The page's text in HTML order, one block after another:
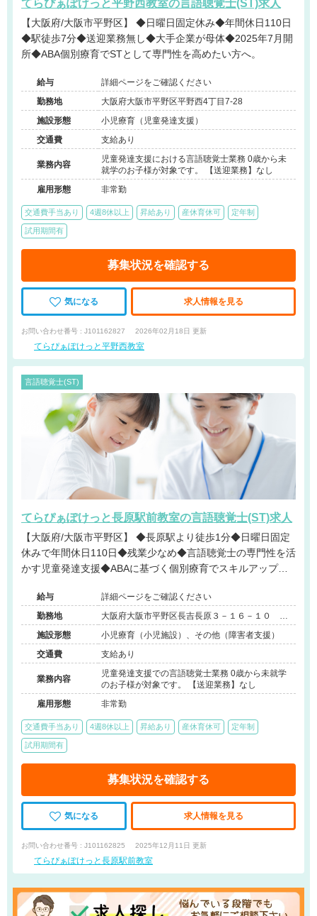
てらぴぁぽけっと平野西教室の言語聴覚士(ST)求人
【大阪府/大阪市平野区】 ◆日曜日固定休み◆年間休日110日
◆駅徒歩7分◆送迎業務無し◆大手企業が母体◆2025年7月開
所◆ABA個別療育でSTとして専門性を高めたい方へ。
給与
詳細ページをご確認ください
勤務地
大阪府大阪市平野区平野西4丁目7-28
施設形態
小児療育（児童発達支援）
交通費
支給あり
業務内容
児童発達支援における言語聴覚士業務 0歳から未
就学のお子様が対象です。 【送迎業務】なし
雇用形態
非常勤
交通費手当あり 4週8休以上 昇給あり 産休育休可 定年制
試用期間有
募集状況を確認する
気になる 求人情報を見る
お問い合わせ番号 : J101162827 2026年02月18日 更新
てらぴぁぽけっと平野西教室
言語聴覚士(ST)
てらぴぁぽけっと長原駅前教室の言語聴覚士(ST)求人
【大阪府/大阪市平野区】 ◆長原駅より徒歩1分◆日曜日固定
休みで年間休日110日◆残業少なめ◆言語聴覚士の専門性を活
かす児童発達支援◆ABAに基づく個別療育でスキルアップ可
給与
詳細ページをご確認ください
勤務地
大阪府大阪市平野区長吉長原３－１６－１０ ス
タシオン鴫２０２号室
施設形態
小児療育（小児施設）、その他（障害者支援）
交通費
支給あり
業務内容
児童発達支援での言語聴覚士業務 0歳から未就学
のお子様が対象です。 【送迎業務】なし
雇用形態
非常勤
交通費手当あり 4週8休以上 昇給あり 産休育休可 定年制
試用期間有
募集状況を確認する
気になる 求人情報を見る
お問い合わせ番号 : J101162825 2025年12月11日 更新
てらぴぁぽけっと長原駅前教室